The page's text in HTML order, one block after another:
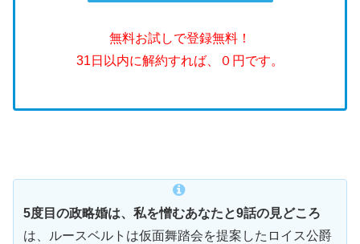
無料お試しで登録無料！
31日以内に解約すれば、０円です。
5度目の政略婚は、私を憎むあなたと9話の見どころ
は、ルースベルトは仮面舞踏会を提案したロイス公爵